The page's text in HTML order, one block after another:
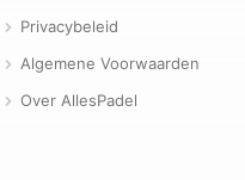
Privacybeleid
Algemene Voorwaarden
Over AllesPadel